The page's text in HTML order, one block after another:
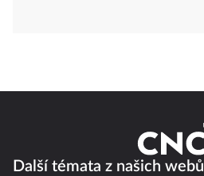
Další témata z našich webů